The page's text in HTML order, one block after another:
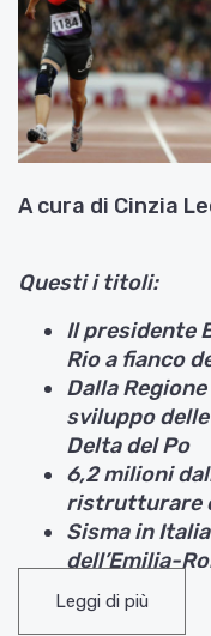
A cura di Cinzia
Questi i titoli:
Il presidente
Rio a fianco
Dalla
sviluppo
Delta del Po
6,2 milioni d
ristrutturare
Sisma in
dell’Emilia-
Vola il bio in
dell’anno
Leggi di più